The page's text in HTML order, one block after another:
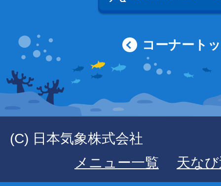
コーナート
(C) 日本気象株式会社
メニュー一覧
天な